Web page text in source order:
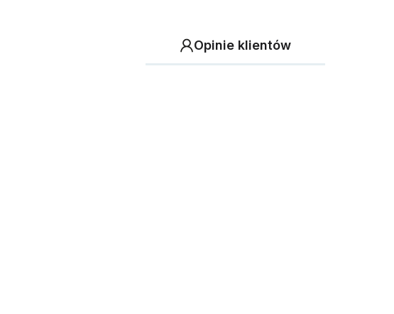
Opinie klientów